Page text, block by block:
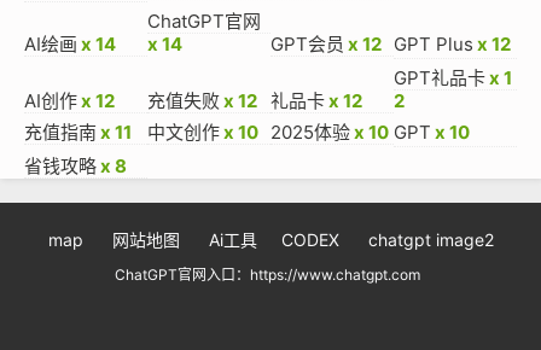
AI绘画 x 14
ChatGPT官网
x 14
GPT会员 x 12 GPT Plus x 12
AI创作x 12 充值失败x 12 礼品卡x 12
GPT礼品卡x 1
2
充值指南 x 11 中文创作x 10 2025体验x 10 GPT x 10
省钱攻略x 8
map 网站地图 Ai工具 CODEX chatgpt image2
ChatGPT官网入口：https://www.chatgpt.com